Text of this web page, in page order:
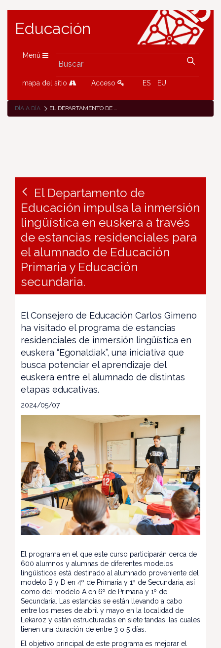
Educación
Menú
mapa del sitio Acceso ES EU
DÍA A DÍA EL DEPARTAMENTO DE EDUCACIÓN IMPULSA LA INMERSIÓN LINGÜÍSTICA EN EUSKERA A TRAVÉS DE ESTANCIAS RESIDENCIALES PARA EL ALUMNADO DE EDUCACIÓN PRIMARIA Y EDUCACIÓN SECUNDARIA.
El Departamento de
Educación impulsa la inmersión
lingüística en euskera a través
de estancias residenciales para
el alumnado de Educación
Primaria y Educación
secundaria.
El Consejero de Educación Carlos Gimeno
ha visitado el programa de estancias
residenciales de inmersión lingüística en
euskera “Egonaldiak”, una iniciativa que
busca potenciar el aprendizaje del
euskera entre el alumnado de distintas
etapas educativas.
2024/05/07
El programa en el que este curso participarán cerca de
600 alumnos y alumnas de diferentes modelos
lingüísticos está destinado al alumnado proveniente del
modelo B y D en 4º de Primaria y 1º de Secundaria, así
como del modelo A en 6º de Primaria y 1º de
Secundaria. Las estancias se están llevando a cabo
entre los meses de abril y mayo en la localidad de
Lekaroz y están estructuradas en siete tandas, las cuales
tienen una duración de entre 3 o 5 días.
El objetivo principal de este programa es mejorar el